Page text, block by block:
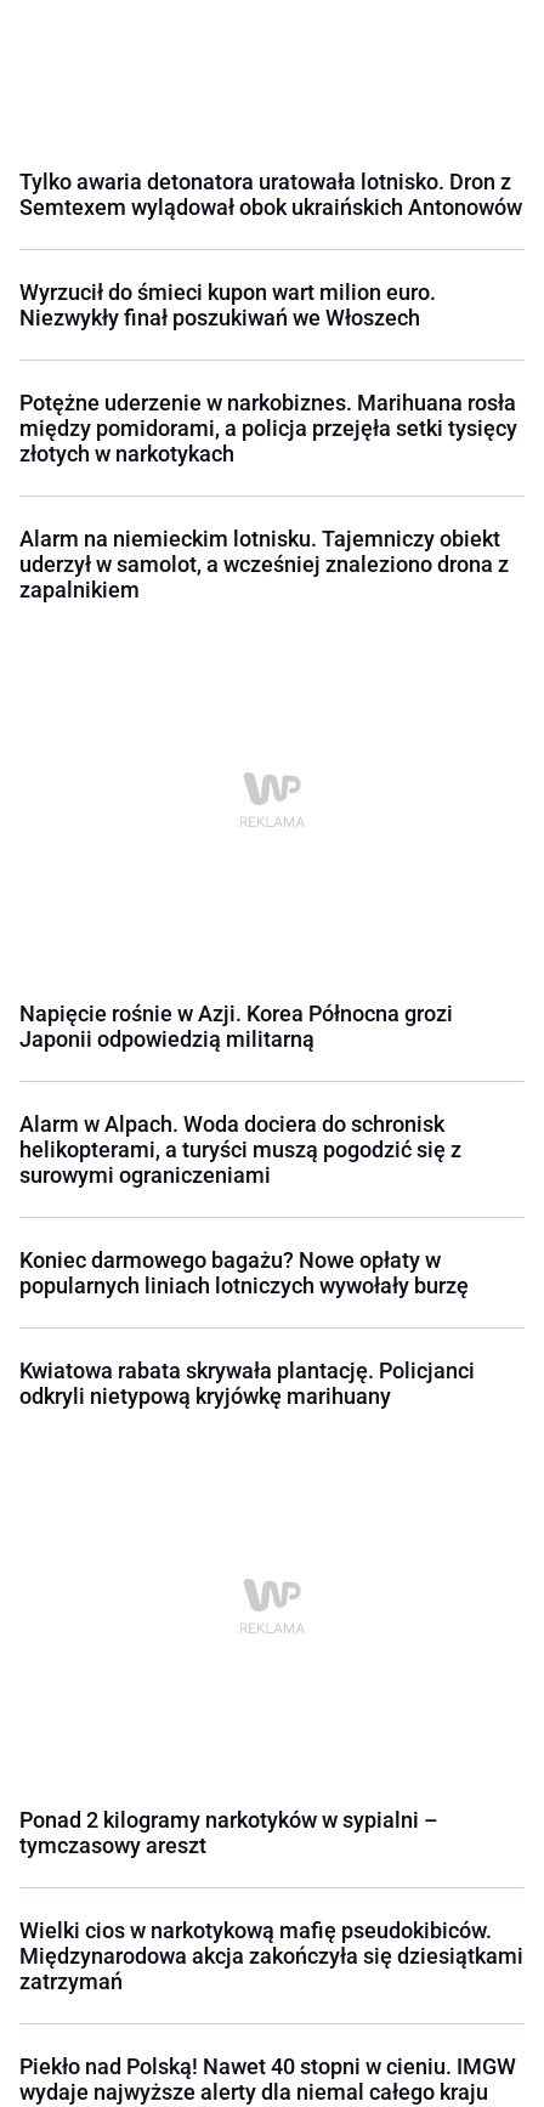
Tylko awaria detonatora uratowała lotnisko. Dron z
Semtexem wylądował obok ukraińskich Antonowów
Wyrzucił do śmieci kupon wart milion euro.
Niezwykły finał poszukiwań we Włoszech
Potężne uderzenie w narkobiznes. Marihuana rosła
między pomidorami, a policja przejęła setki tysięcy
złotych w narkotykach
Alarm na niemieckim lotnisku. Tajemniczy obiekt
uderzył w samolot, a wcześniej znaleziono drona z
zapalnikiem
Napięcie rośnie w Azji. Korea Północna grozi
Japonii odpowiedzią militarną
Alarm w Alpach. Woda dociera do schronisk
helikopterami, a turyści muszą pogodzić się z
surowymi ograniczeniami
Koniec darmowego bagażu? Nowe opłaty w
popularnych liniach lotniczych wywołały burzę
Kwiatowa rabata skrywała plantację. Policjanci
odkryli nietypową kryjówkę marihuany
Ponad 2 kilogramy narkotyków w sypialni –
tymczasowy areszt
Wielki cios w narkotykową mafię pseudokibiców.
Międzynarodowa akcja zakończyła się dziesiątkami
zatrzymań
Piekło nad Polską! Nawet 40 stopni w cieniu. IMGW
wydaje najwyższe alerty dla niemal całego kraju